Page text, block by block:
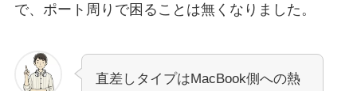
で、ポート周りで困ることは無くなりました。
直差しタイプはMacBook側への熱